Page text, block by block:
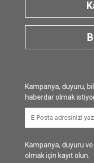
Kampanya, duyuru,
haberdar olmak
Kampanya, duyuru
olmak için kayıt olun.